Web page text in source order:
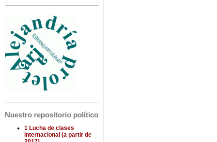
Nuestro repositorio político
1 Lucha de clases
internacional (a partir de